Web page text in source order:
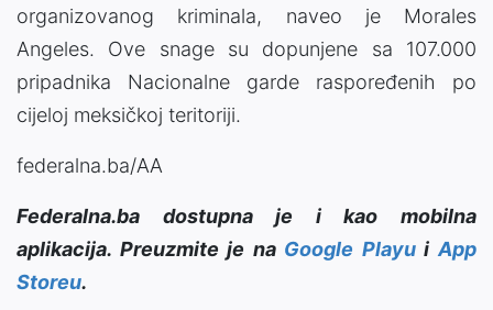
organizovanog kriminala, naveo je Morales
Angeles. Ove snage su dopunjene sa 107.000
pripadnika Nacionalne garde raspoređenih po
cijeloj meksičkoj teritoriji.
federalna.ba/AA
Federalna.ba dostupna je i kao mobilna
aplikacija. Preuzmite je na Google PlayuiApp
Storeu.